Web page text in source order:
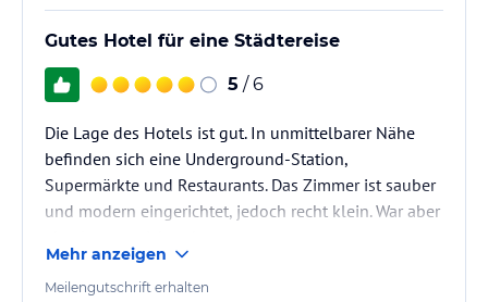
Gutes Hotel für eine Städtereise
5 / 6
Die Lage des Hotels ist gut. In unmittelbarer Nähe
befinden sich eine Underground-Station,
Supermärkte und Restaurants. Das Zimmer ist sauber
und modern eingerichtet, jedoch recht klein. War aber
Mehr anzeigen
Meilengutschrift erhalten